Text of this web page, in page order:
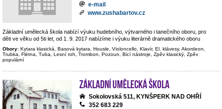
e-mail
www.zushabartov.cz
Základní umělecká škola nabízí výuku hudebního, výtvarného i tanečního oboru, pro
děti ve věku od 5ti let, od 1. 9. 2017 nabízíme i výuku literárně dramatického oboru
Obory: Kytara klasická, Basová kytara, Housle, Violoncello, Klavír, El. klávesy, Akordeon,
Trubka, Flétna, Tuba, Lesní roh, Trombon, Pozoun, Bicí nástroje, Zpěv klasický, Zpěv
populární
Základní umělecká škola
Sokolovská 511, KYNŠPERK NAD OHŘÍ
352 683 229